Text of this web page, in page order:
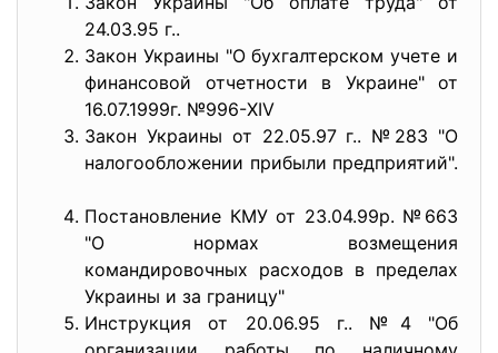
24.03.95 г..
Закон Украины "О бухгалтерском учете и
финансовой отчетности в Украине" от
16.07.1999г. №996-XIV
Закон Украины от 22.05.97 г.. №283 "О
налогообложении прибыли предприятий".
Постановление КМУ от 23.04.99р. №663
"О нормах возмещения
командировочных расходов в пределах
Украины и за границу"
Инструкция от 20.06.95 г.. №4 "Об